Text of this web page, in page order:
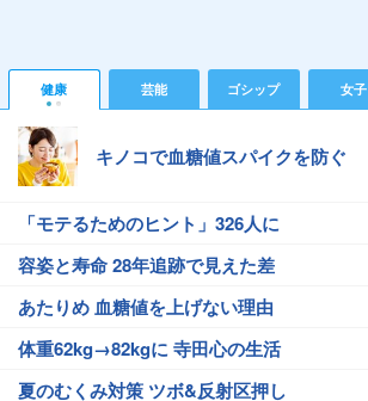
健康 芸能 ゴシップ 女子
キノコで血糖値スパイクを防ぐ
「モテるためのヒント」326人に
容姿と寿命 28年追跡で見えた差
あたりめ 血糖値を上げない理由
体重62kg→82kgに 寺田心の生活
夏のむくみ対策 ツボ&反射区押し